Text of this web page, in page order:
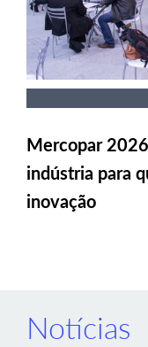
Mercopar
indústria para
inovação
Notícias